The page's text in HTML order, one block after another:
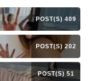
409 POST(S)
202 POST(S)
51 POST(S)